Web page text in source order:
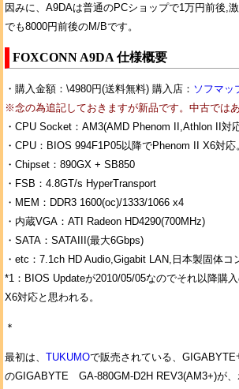
因みに、A9DAは普通のPCショップで1万円前後,
でも8000円前後のM/Bです。
FOXCONN A9DA 仕様概要
・購入金額：\4980円(送料無料) 購入店： ソフマッ
※念の為追記しておきますが新品です。中古ではあ
・CPU Socket：AM3(AMD Phenom II,Athlon II対
・CPU：BIOS 994F1P05以降でPhenom II X6対応
・Chipset：890GX + SB850
・FSB：4.8GT/s HyperTransport
・MEM：DDR3 1600(oc)/1333/1066 x4
・内蔵VGA：ATI Radeon HD4290(700MHz)
・SATA：SATAIII(最大6Gbps)
・etc：7.1ch HD Audio,Gigabit LAN,日本製固体コ
*1：BIOS Updateが2010/05/05なのでそれ以降購
X6対応と思われる。
＊
最初は、 TUKUMOで販売されている、
のGIGABYTE GA-880GM-D2H REV3(AM3+)が